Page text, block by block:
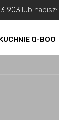
903 lub napisz:
KUCHNIE Q-BOO